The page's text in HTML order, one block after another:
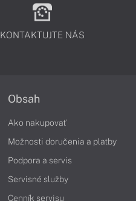
KONTAKTUJTE NÁS
Obsah
Ako nakupovať
Možnosti doručenia a platby
Podpora a servis
Servisné služby
Cenník servisu